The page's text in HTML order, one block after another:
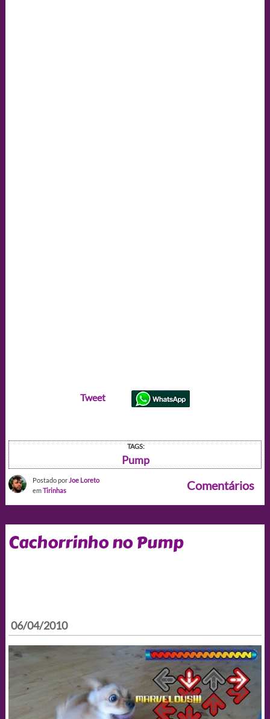
Tweet
TAGS:
Pump
Postado por Joe Loreto
emTirinhas Comentários
Cachorrinho no Pump
06/04/2010